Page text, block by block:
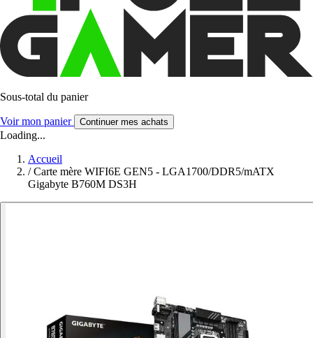
Sous-total du panier
Voir mon panier Continuer mes achats
Loading...
Accueil
/ Carte mère WIFI6E GEN5 - LGA1700/DDR5/mATX
Gigabyte B760M DS3H